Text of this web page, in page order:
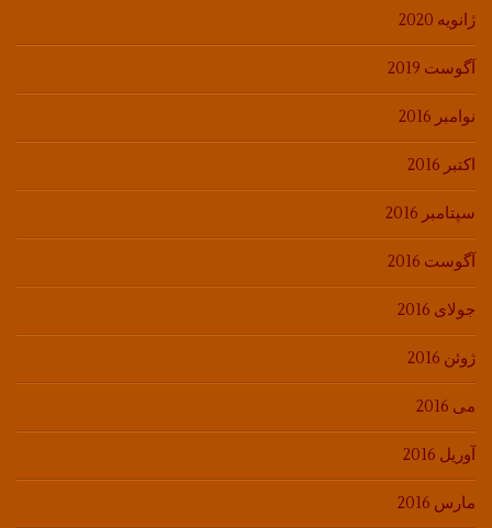
ژانویه 2020
آگوست 2019
نوامبر 2016
اکتبر 2016
سپتامبر 2016
آگوست 2016
جولای 2016
ژوئن 2016
می 2016
آوریل 2016
مارس 2016